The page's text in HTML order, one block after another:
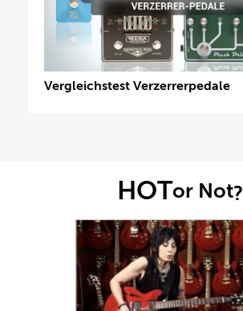
Vergleichstest Verzerrerpedale
HOTor Not?